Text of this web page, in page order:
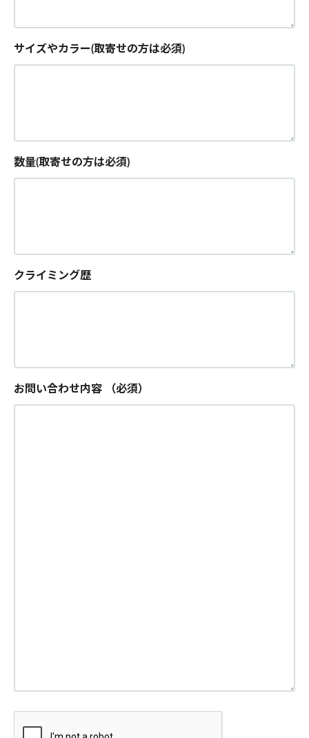
サイズやカラー(取寄せの方は必須)
数量(取寄せの方は必須)
クライミング歴
お問い合わせ内容 （必須）